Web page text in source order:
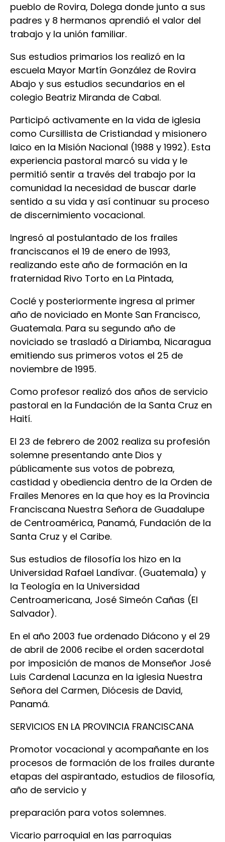
pueblo de Rovira, Dolega donde junto a sus
padres y 8 hermanos aprendió el valor del
trabajo y la unión familiar.
Sus estudios primarios los realizó en la
escuela Mayor Martín González de Rovira
Abajo y sus estudios secundarios en el
colegio Beatriz Miranda de Cabal.
Participó activamente en la vida de iglesia
como Cursillista de Cristiandad y misionero
laico en la Misión Nacional (1988 y 1992). Esta
experiencia pastoral marcó su vida y le
permitió sentir a través del trabajo por la
comunidad la necesidad de buscar darle
sentido a su vida y así continuar su proceso
de discernimiento vocacional.
Ingresó al postulantado de los frailes
franciscanos el 19 de enero de 1993,
realizando este año de formación en la
fraternidad Rivo Torto en La Pintada,
Coclé y posteriormente ingresa al primer
año de noviciado en Monte San Francisco,
Guatemala. Para su segundo año de
noviciado se trasladó a Diriamba, Nicaragua
emitiendo sus primeros votos el 25 de
noviembre de 1995.
Como profesor realizó dos años de servicio
pastoral en la Fundación de la Santa Cruz en
Haití.
El 23 de febrero de 2002 realiza su profesión
solemne presentando ante Dios y
públicamente sus votos de pobreza,
castidad y obediencia dentro de la Orden de
Frailes Menores en la que hoy es la Provincia
Franciscana Nuestra Señora de Guadalupe
de Centroamérica, Panamá, Fundación de la
Santa Cruz y el Caribe.
Sus estudios de filosofía los hizo en la
Universidad Rafael Landívar. (Guatemala) y
la Teología en la Universidad
Centroamericana, José Simeón Cañas (El
Salvador).
En el año 2003 fue ordenado Diácono y el 29
de abril de 2006 recibe el orden sacerdotal
por imposición de manos de Monseñor José
Luis Cardenal Lacunza en la iglesia Nuestra
Señora del Carmen, Diócesis de David,
Panamá.
SERVICIOS EN LA PROVINCIA FRANCISCANA
Promotor vocacional y acompañante en los
procesos de formación de los frailes durante
etapas del aspirantado, estudios de filosofía,
año de servicio y
preparación para votos solemnes.
Vicario parroquial en las parroquias